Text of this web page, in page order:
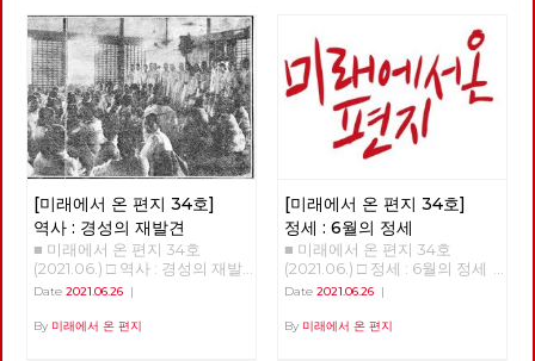
했지만, 꾸준히 길을 이어갔다.
완주에는 총 23회의 출사에 13
개월이 걸렸다. 서울둘레길은 산
악마라톤 또는 트레일러닝 선수
가 달린다면 하루 만에 완주할
수 있는 구간이다. 하지만 경계
사진은 서울둘레길 만이 아니라
둘레길 주변의 문화와 역사까지
둘러 보며 걸었고, 이 때문에 실
제로는 더 많은 거리를 걸었다.
이를테면 수락산이나 불암산 구
간에서는 산기슭 마을의 골목길
도 함께 걸었고, 망우산이나 도
봉산 구간에서는 오기만, 함세
덕, 최서해, 이재유 그리고 전태
말에 출발한 경계사진의 길은 얼
보에 집중되고 있지만, 기성 정
치와 언론이 외면하는 가운데에
도 체제를 전환하기 위한 노동당
의 전진은 속속 결집하는 새로운
얼굴들과 함께 계속 이어지고 있
습니다. 6월 12일 열린 7기 3차
전국위원회는, 최근에 입당 또는
복당한 두 당원이 [평등한 공동
체를 위한 우리의 약속]과 [지구
살리기 생활 수칙]을 낭독하면
서 시작했습니다. 이 자리에서
당은, 당의 가까운 미래를 위해
정기 당대회 준비위원회를 구성
했고, 2022년 대통령선거와 지
방선거에 대한 기본방침을 채택
했습니다. 당대회는 전국의 대
의원들이 참석하는 당의 최고의
결기구로서, 정기 당대회의 경우
면 임계점이 넘어가서 온난화와
기후 변화가 더욱 크게 일어날
수 있다는 것이다. 10만 년 전부
터 기후 변화의 폭을 보면 섭씨
평균 8~10도 정도다. 기온이 낮
을 때는 빙하기, 높을 때는 간빙
기라 하는데 지금은 간빙기보다
도 온도가 높다. 온도 변화에서
년 동안 변하는 것은 문제가 없
다. 그러나 산업혁명 이후 200
년 동안 1도가 변했다는 것은 생
태계에 대단한 충격이다. 10만
년 전부터 현생인류가 지구상에
살았다. 현생인류는 우리와 같은
유전자와 신체구조를 가지고 있
다. 수렵 채집 생활을 한 것은 머
[미래에서 온 편지 34호]
역사 : 경성의 재발견
■ 미래에서 온 편지 34호
(2021.06.) □ 역사 : 경성의 재발
견 경성의 재발견 01 - 노동자의
고 합니다. [써니](2011), [건축학
Date 2021.06.26 |
By 미래에서 온 편지
[미래에서 온 편지 34호]
정세 : 6월의 정세
■ 미래에서 온 편지 34호
(2021.06.) □ 정세 : 6월의 정세
정세 (2) - ‘국가의 귀환’이 가리
작과 함께 번지기 시작한 코로나
Date 2021.06.26|
By 미래에서 온 편지